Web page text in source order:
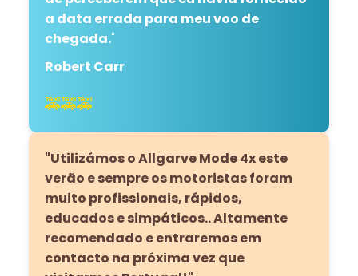
a data errada para meu voo de
chegada."
Robert Carr
🚕🚕🚕
"Utilizámos o Allgarve Mode 4x este
verão e sempre os motoristas foram
muito profissionais, rápidos,
educados e simpáticos.. Altamente
recomendado e entraremos em
contacto na próxima vez que